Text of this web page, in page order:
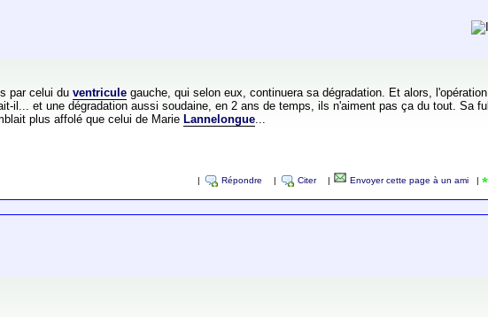
par celui duventricule gauche, qui selon eux, continuera sa dégradation. Et alors,
il... et une dégradation aussi soudaine, en 2 ans de temps, ils n'aiment pas ça du tout. Sa
plus affolé que celui de Marie Lannelongue...
Répondre Citer Envoyer cette page à un ami|